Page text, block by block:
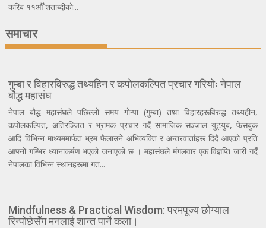
करिब ११औँ शताब्दीको...
समाचार
गुम्बा र विहारविरुद्ध तथ्यहिन र कपोलकल्पित प्रचार गरियोः नेपाल
बौद्ध महासंघ
नेपाल बौद्ध महासंघले पछिल्लो समय गोन्पा (गुम्बा) तथा विहारहरूविरुद्ध तथ्यहीन,
कपोलकल्पित, अतिरञ्जित र भ्रामक प्रचार गर्दै सामाजिक सञ्जाल युट्युब, फेसबुक
आदि विभिन्न माध्यममार्फत भ्रम फैलाउने अभिव्यक्ति र अन्तरवार्ताहरू दिदै आएको प्रति
आफ्नो गम्भिर ध्यानाकर्षण भएको जनाएको छ । महासंघले मंगलवार एक विज्ञप्ति जारी गर्दै
नेपालका विभिन्न स्थानहरूमा गत...
Mindfulness & Practical Wisdom: परमपूज्य छोग्याल
रिन्पोछेसँग मनलाई शान्त पार्ने कला।